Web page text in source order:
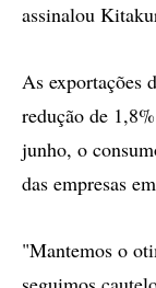
assinalou
As exportações
redução de
junho, o
das empresas
"Mantemos o